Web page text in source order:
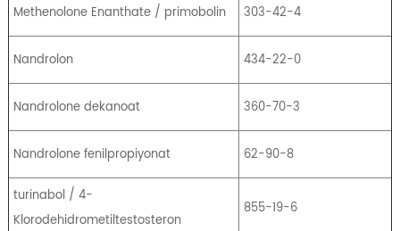
Methenolone Enanthate / primobolin 303-42-4
Nandrolon 434-22-0
Nandrolone dekanoat 360-70-3
Nandrolone fenilpropiyonat 62-90-8
turinabol / 4-
Klorodehidrometiltestosteron
855-19-6